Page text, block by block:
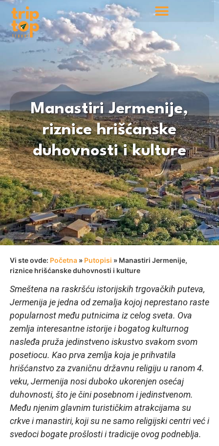
Manastiri Jermenije,
riznice hrišćanske
duhovnosti i kulture
Vi ste ovde: Početna » Putopisi » Manastiri Jermenije,
riznice hrišćanske duhovnosti i kulture
Smeštena na raskršću istorijskih trgovačkih puteva,
Jermenija je jedna od zemalja kojoj neprestano raste
popularnost među putnicima iz celog sveta. Ova
zemlja interesantne istorije i bogatog kulturnog
nasleđa pruža jedinstveno iskustvo svakom svom
posetiocu. Kao prva zemlja koja je prihvatila
hrišćanstvo za zvaničnu državnu religiju u ranom 4.
veku, Jermenija nosi duboko ukorenjen osećaj
duhovnosti, što je čini posebnom i jedinstvenom.
Među njenim glavnim turističkim atrakcijama su
crkve i manastiri, koji su ne samo religijski centri već i
svedoci bogate prošlosti i tradicije ovog podneblja.